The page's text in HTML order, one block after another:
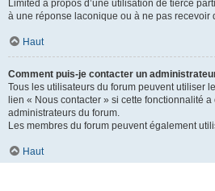
Limited à propos d’une utilisation de tierce
à une réponse laconique ou à ne pas recevoir
Haut
Comment puis-je contacter un
Tous les utilisateurs du forum peuvent utiliser
lien « Nous contacter » si cette fonctionnalité
administrateurs du forum.
Les membres du forum peuvent également
Haut